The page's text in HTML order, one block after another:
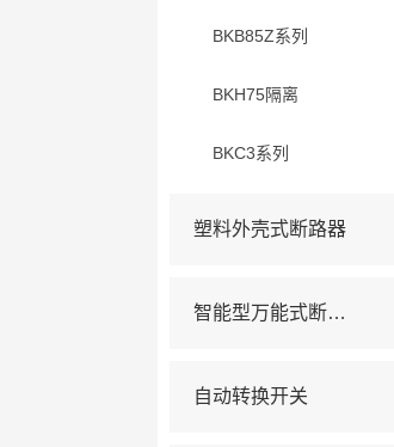
BKB85Z系列
BKH75隔离
BKC3系列
塑料外壳式断路器
智能型万能式断路器
自动转换开关